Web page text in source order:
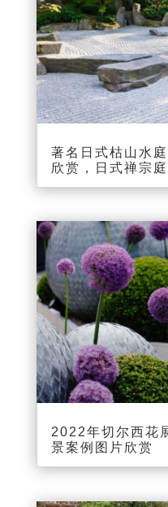
著名日式枯山水
欣赏，日式禅宗
2022年切尔西花
景案例图片欣赏